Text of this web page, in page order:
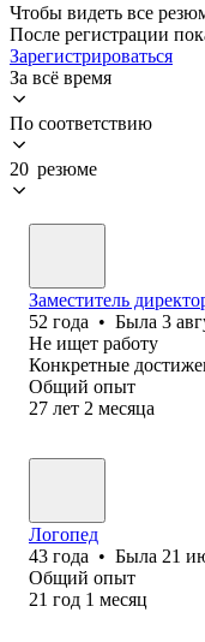
Чтобы видеть все
После регистрации
Зарегистрироваться
За всё время
По соответствию
20 резюме
Заместитель
52 года • Была 3
Не ищет работу
Конкретные
Общий опыт
27 лет 2 месяца
Логопед
43 года • Была 21
Общий опыт
21 год 1 месяц